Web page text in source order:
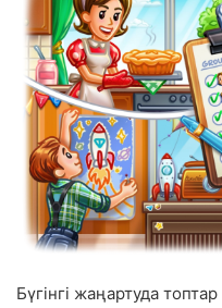
Бүгінгі жаңартуда